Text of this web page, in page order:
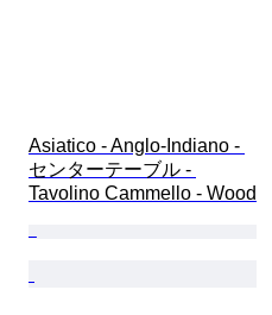
Asiatico - Anglo-Indiano -
センターテーブル -
Tavolino Cammello - Wood